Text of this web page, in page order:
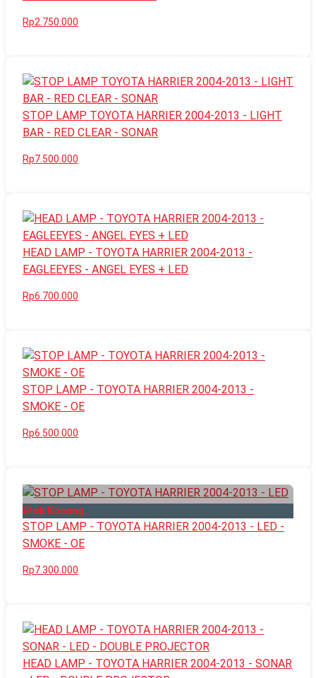
Rp2.750.000
STOP LAMP TOYOTA HARRIER 2004-2013 - LIGHT
BAR - RED CLEAR - SONAR
Rp7.500.000
HEAD LAMP - TOYOTA HARRIER 2004-2013 -
EAGLEEYES - ANGEL EYES + LED
Rp6.700.000
STOP LAMP - TOYOTA HARRIER 2004-2013 -
SMOKE - OE
Rp6.500.000
Stok Kosong
STOP LAMP - TOYOTA HARRIER 2004-2013 - LED -
SMOKE - OE
Rp7.300.000
HEAD LAMP - TOYOTA HARRIER 2004-2013 - SONAR